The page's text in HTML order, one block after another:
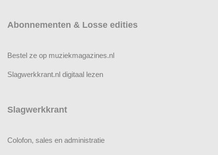
Abonnementen & Losse edities
Bestel ze op muziekmagazines.nl
Slagwerkkrant.nl digitaal lezen
Slagwerkkrant
Colofon, sales en administratie